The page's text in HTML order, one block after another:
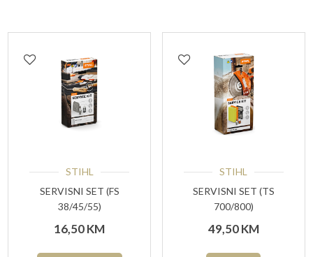
STIHL
SERVISNI SET (FS
38/45/55)
16,50KM
STIHL
SERVISNI SET (TS
700/800)
49,50KM